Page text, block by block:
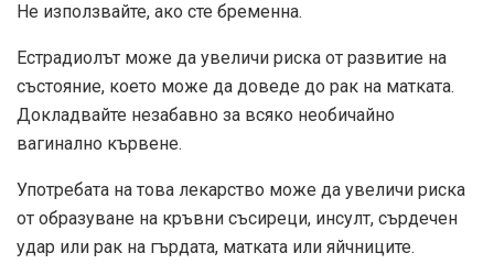
Не използвайте, ако сте бременна.
Естрадиолът може да увеличи риска от развитие на
състояние, което може да доведе до рак на матката.
Докладвайте незабавно за всяко необичайно
вагинално кървене.
Употребата на това лекарство може да увеличи риска
от образуване на кръвни съсиреци, инсулт, сърдечен
удар или рак на гърдата, матката или яйчниците.